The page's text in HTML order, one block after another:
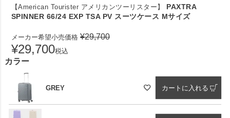
【American Tourister アメリカンツーリスター】
PAXTRA
SPINNER 66/24 EXP TSA PV スーツケース Mサイズ
メーカー希望小売価格 ¥29,700
¥29,700税込
カラー
GREY カートに入れる